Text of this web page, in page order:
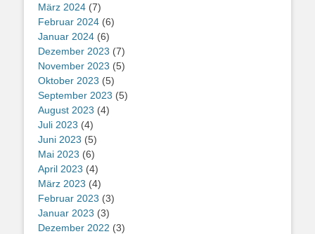
März 2024 (7)
Februar 2024 (6)
Januar 2024 (6)
Dezember 2023 (7)
November 2023 (5)
Oktober 2023 (5)
September 2023 (5)
August 2023 (4)
Juli 2023 (4)
Juni 2023 (5)
Mai 2023 (6)
April 2023 (4)
März 2023 (4)
Februar 2023 (3)
Januar 2023 (3)
Dezember 2022 (3)